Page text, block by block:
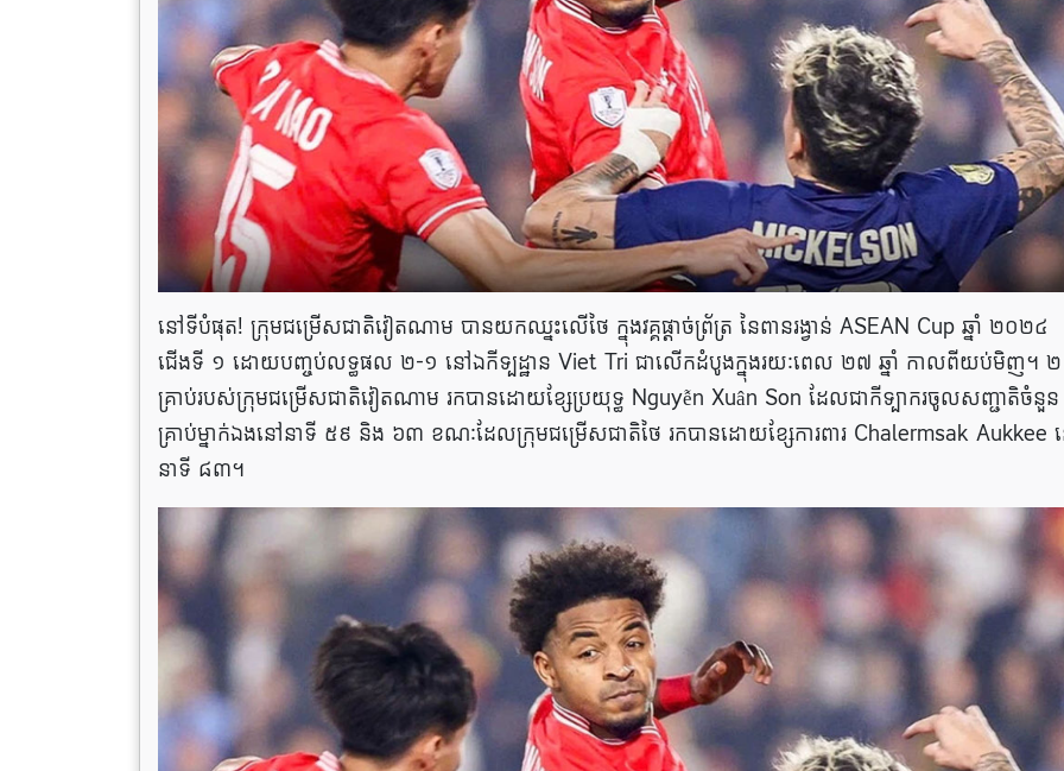
នៅទីបំផុត! ក្រុមជម្រើសជាតិវៀតណាម បានយកឈ្នះលើថៃ ក្នុងវគ្គផ្តាច់ព្រ័ត្រ នៃពានរង្វាន់ ASEAN Cup ឆ្នាំ ២០២៤
ជើងទី ១ ដោយបញ្ចប់លទ្ធផល ២-១ នៅឯកីទ្បដ្ឋាន Viet​ Tri​ ជាលើកដំបូងក្នុងរយៈពេល ២៧ ឆ្នាំ កាលពីយប់មិញ។ ២
គ្រាប់របស់ក្រុមជម្រើសជាតិវៀតណាម រកបានដោយខ្សែប្រយុទ្ធ Nguyễn Xuân Son ដែលជាកីទ្បាករចូលសញ្ជាតិចំនួ
គ្រាប់ម្នាក់ឯងនៅនាទី ៥៩ និង ៦៣ ខណៈដែលក្រុមជម្រើសជាតិថៃ រកបានដោយខ្សែការពារ Chalermsak Aukkee
នាទី ៨៣។